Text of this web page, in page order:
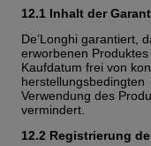
12.1 Inhalt der
De’Longhi garantiert,
erworbenen
Kaufdatum frei von
Verwendung des
vermindert.
12.2 Registrierung